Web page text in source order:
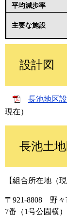
平均減歩率
主要な施設
設計図
長池地区
現在）
長池土
【組合所在地（
〒921-8808 野々
7番（1号公園横）